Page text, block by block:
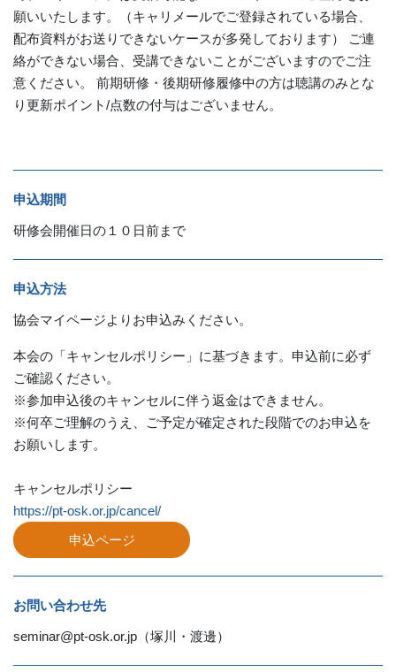
願いいたします。（キャリメールでご登録されている場合、
配布資料がお送りできないケースが多発しております） ご連
絡ができない場合、受講できないことがございますのでご注
意ください。 前期研修・後期研修履修中の方は聴講のみとな
り更新ポイント/点数の付与はございません。
申込期間
研修会開催日の１０日前まで
申込方法
協会マイページよりお申込みください。
本会の「キャンセルポリシー」に基づきます。 申込前に必ず
ご確認ください。
※参加申込後のキャンセルに伴う返金はできません。
※何卒ご理解のうえ、
ご予定が確定された段階でのお申込を
お願いします。
キャンセルポリシー
https://pt-osk.or.jp/cancel/
申込ページ
お問い合わせ先
seminar@pt-osk.or.jp（塚川・渡邊）